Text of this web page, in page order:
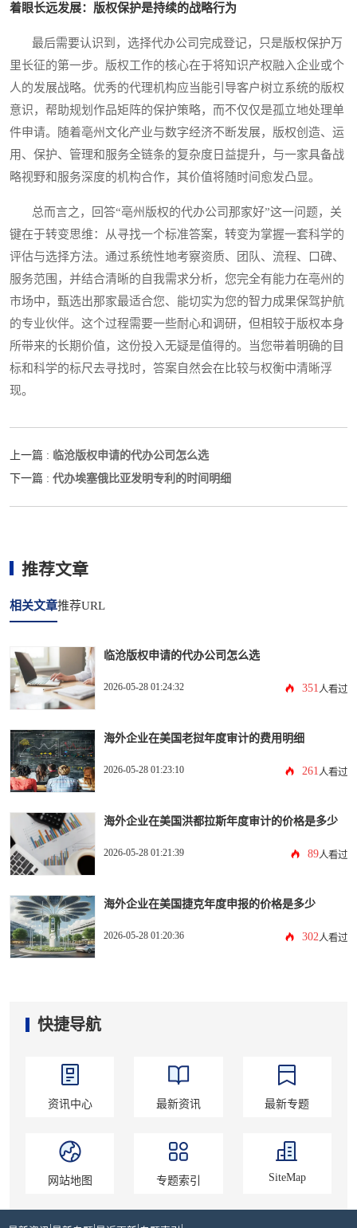
着眼长远发展：版权保护是持续的战略行为
最后需要认识到，选择代办公司完成登记，只是版权保护万
里长征的第一步。版权工作的核心在于将知识产权融入企业或个
人的发展战略。优秀的代理机构应当能引导客户树立系统的版权
意识，帮助规划作品矩阵的保护策略，而不仅仅是孤立地处理单
件申请。随着亳州文化产业与数字经济不断发展，版权创造、运
用、保护、管理和服务全链条的复杂度日益提升，与一家具备战
略视野和服务深度的机构合作，其价值将随时间愈发凸显。
总而言之，回答“亳州版权的代办公司那家好”这一问题，关
键在于转变思维：从寻找一个标准答案，转变为掌握一套科学的
评估与选择方法。通过系统性地考察资质、团队、流程、口碑、
服务范围，并结合清晰的自我需求分析，您完全有能力在亳州的
市场中，甄选出那家最适合您、能切实为您的智力成果保驾护航
的专业伙伴。这个过程需要一些耐心和调研，但相较于版权本身
所带来的长期价值，这份投入无疑是值得的。当您带着明确的目
标和科学的标尺去寻找时，答案自然会在比较与权衡中清晰浮
现。
上一篇 : 临沧版权申请的代办公司怎么选
下一篇 : 代办埃塞俄比亚发明专利的时间明细
推荐文章
相关文章推荐URL
临沧版权申请的代办公司怎么选
2026-05-28 01:24:32 351 人看过
海外企业在美国老挝年度审计的费用明细
2026-05-28 01:23:10 261 人看过
海外企业在美国洪都拉斯年度审计的价格是多少
2026-05-28 01:21:39 89人看过
海外企业在美国捷克年度申报的价格是多少
2026-05-28 01:20:36 302 人看过
快捷导航
资讯中心 最新资讯 最新专题
网站地图 专题索引 SiteMap